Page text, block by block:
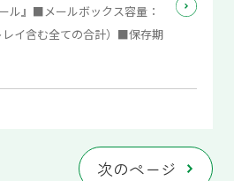
ル』■メールボックス容量：
イ含む全ての合計）■保存期
次のページ